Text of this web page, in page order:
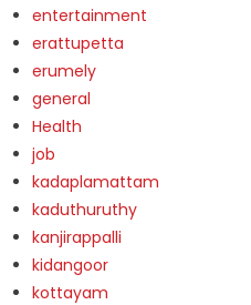
entertainment
erattupetta
erumely
general
Health
job
kadaplamattam
kaduthuruthy
kanjirappalli
kidangoor
kottayam